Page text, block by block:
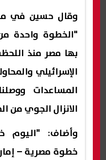
وقال حسين في
"الخطوة واحدة
بها مصر منذ
الإسرائيلي
المساعدات
الانزال الجوي من
وأضاف: "اليوم
خطوة مصرية –